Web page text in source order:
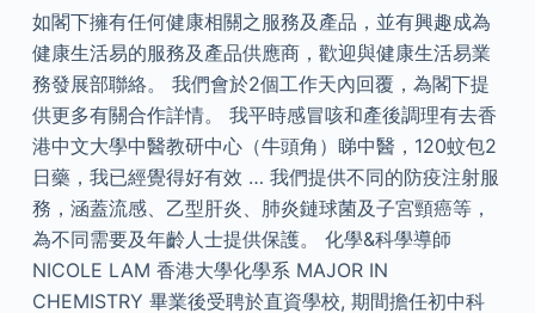
如閣下擁有任何健康相關之服務及產品，並有興趣成為
健康生活易的服務及產品供應商，歡迎與健康生活易業
務發展部聯絡。 我們會於2個工作天內回覆，為閣下提
供更多有關合作詳情。 我平時感冒咳和產後調理有去香
港中文大學中醫教研中心（牛頭角）睇中醫，120蚊包2
日藥，我已經覺得好有效 … 我們提供不同的防疫注射服
務，涵蓋流感、乙型肝炎、肺炎鏈球菌及子宮頸癌等，
為不同需要及年齡人士提供保護。 化學&科學導師
NICOLE LAM 香港大學化學系 MAJOR IN
CHEMISTRY 畢業後受聘於直資學校, 期間擔任初中科